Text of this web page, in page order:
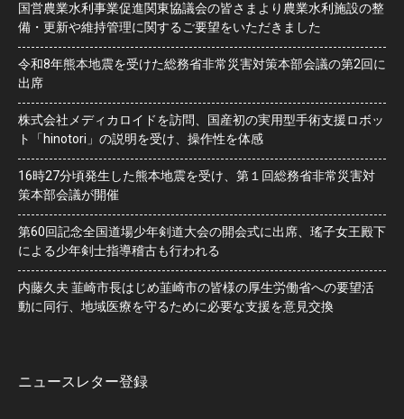
国営農業水利事業促進関東協議会の皆さまより農業水利施設の整
備・更新や維持管理に関するご要望をいただきました
令和8年熊本地震を受けた総務省非常災害対策本部会議の第2回に
出席
株式会社メディカロイドを訪問、国産初の実用型手術支援ロボッ
ト「hinotori」の説明を受け、操作性を体感
16時27分頃発生した熊本地震を受け、第１回総務省非常災害対
策本部会議が開催
第60回記念全国道場少年剣道大会の開会式に出席、瑤子女王殿下
による少年剣士指導稽古も行われる
内藤久夫 韮崎市長はじめ韮崎市の皆様の厚生労働省への要望活
動に同行、地域医療を守るために必要な支援を意見交換
ニュースレター登録